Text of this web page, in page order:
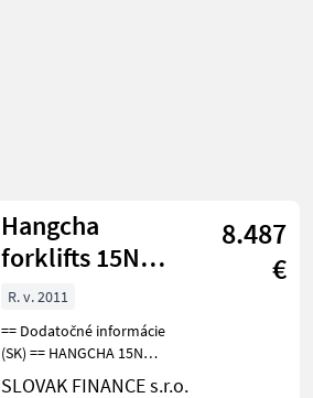
Hangcha
forklifts 15N
vysokozdvižný
vozík VIN 891
8.487
€
R. v. 2011
== Dodatočné informácie
(SK) == HANGCHA 15N
vysokozdvižný vozík, r.v.
SLOVAK FINANCE s.r.o.